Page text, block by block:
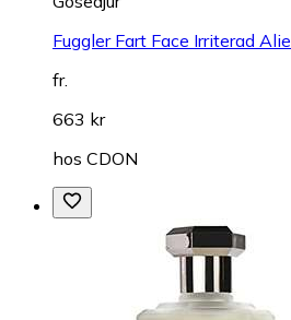
Fuggler Fart Face Irriterad
fr.
663 kr
hos CDON